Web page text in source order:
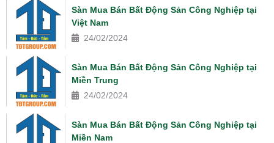
Sàn Mua Bán Bất Động Sản Công Nghiệp tại
Việt Nam
24/02/2024
Sàn Mua Bán Bất Động Sản Công Nghiệp tại
Miền Trung
24/02/2024
Sàn Mua Bán Bất Động Sản Công Nghiệp tại
Miền Nam